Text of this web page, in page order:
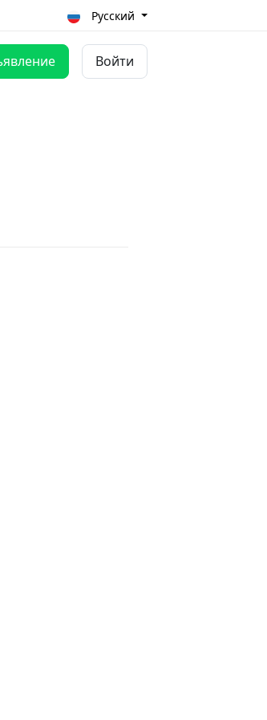
Русский
Войти